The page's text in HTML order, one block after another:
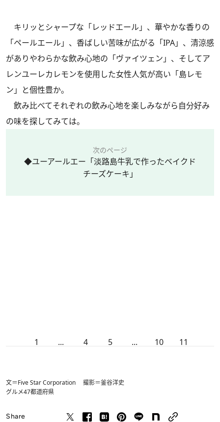
キリッとシャープな「レッドエール」、華やかな香りの
「ペールエール」、香ばしい苦味が広がる「IPA」、清涼感
がありやわらかな飲み心地の「ヴァイツェン」、そしてア
レンユーレカレモンを使用した女性人気が高い「島レモ
ン」と個性豊か。
飲み比べてそれぞれの飲み心地を楽しみながら自分好み
の味を探してみては。
次のページ
◆ユーアールエー「淡路島牛乳で作ったベイクド
チーズケーキ」
1 ... 4 5 ... 10 11
文＝Five Star Corporation 撮影＝釜谷洋史
グルメ47都道府県
Share